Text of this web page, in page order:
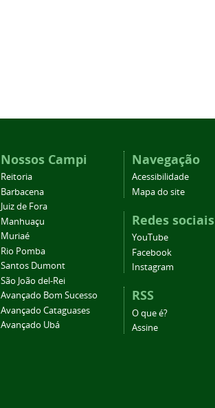
Nossos Campi
Reitoria
Barbacena
Juiz de Fora
Manhuaçu
Muriaé
Rio Pomba
Santos Dumont
São João del-Rei
Avançado Bom Sucesso
Avançado Cataguases
Avançado Ubá
Navegação
Acessibilidade
Mapa do site
Redes sociais
YouTube
Facebook
Instagram
RSS
O que é?
Assine